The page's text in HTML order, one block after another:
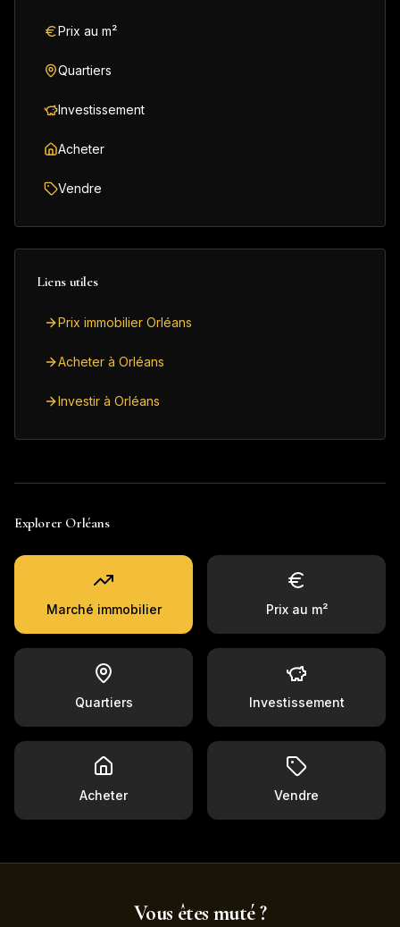
Prix au m²
Quartiers
Investissement
Acheter
Vendre
Liens utiles
Prix immobilier Orléans
Acheter à Orléans
Investir à Orléans
Explorer Orléans
Marché immobilier Prix au m²
Quartiers Investissement
Acheter Vendre
Vous êtes muté ?